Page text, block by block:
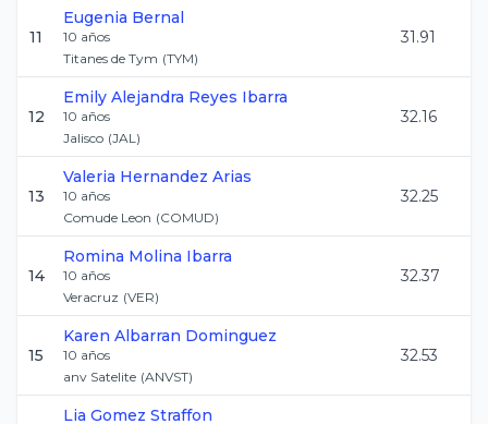
11
Eugenia Bernal
10 años
Titanes de Tym (TYM)
31.91
12
Emily Alejandra Reyes Ibarra
10 años
Jalisco (JAL)
32.16
13
Valeria Hernandez Arias
10 años
Comude Leon (COMUD)
32.25
14
Romina Molina Ibarra
10 años
Veracruz (VER)
32.37
15
Karen Albarran Dominguez
10 años
anv Satelite (ANVST)
32.53
Lia Gomez Straffon